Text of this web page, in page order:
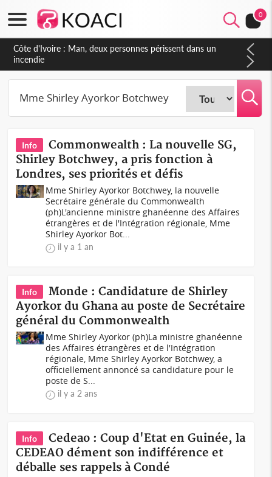
0
Côte d'Ivoire : Man, deux personnes périssent dans un
incendie
Info
Commonwealth : La nouvelle SG,
Shirley Botchwey, a pris fonction à
Londres, ses priorités et défis
Mme Shirley Ayorkor Botchwey, la nouvelle
Secrétaire générale du Commonwealth
(ph)L'ancienne ministre ghanéenne des Affaires
étrangères et de l'Intégration régionale, Mme
Shirley Ayorkor Bot...
il y a 1 an
Info
Monde : Candidature de Shirley
Ayorkor du Ghana au poste de Secrétaire
général du Commonwealth
Mme Shirley Ayorkor (ph)La ministre ghanéenne
des Affaires étrangères et de l'Intégration
régionale, Mme Shirley Ayorkor Botchwey, a
officiellement annoncé sa candidature pour le
poste de S...
il y a 2 ans
Info
Cedeao : Coup d'Etat en Guinée, la
CEDEAO dément son indifférence et
déballe ses rappels à Condé